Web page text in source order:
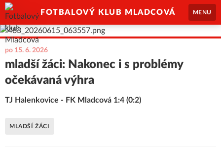
FOTBALOVÝ KLUB MLADCOVÁ MENU
po 15. 6. 2026
mladší žáci: Nakonec i s problémy
očekávaná výhra
TJ Halenkovice - FK Mladcová 1:4 (0:2)
MLADŠÍ ŽÁCI